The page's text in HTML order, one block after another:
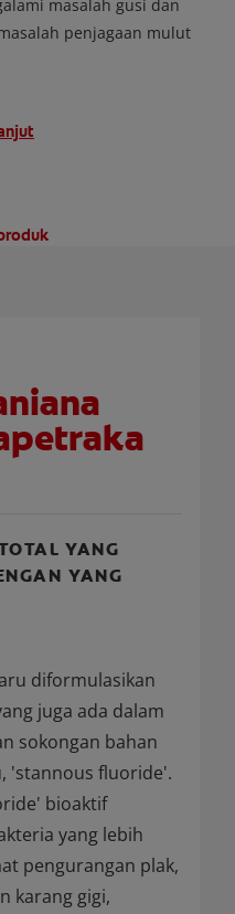
masalah gusi dan
penjagaan mulut
YANG
YANG
diformulasikan
juga ada dalam
sokongan bahan
'stannous fluoride'.
bioaktif
yang lebih
pengurangan plak,
karang gigi,